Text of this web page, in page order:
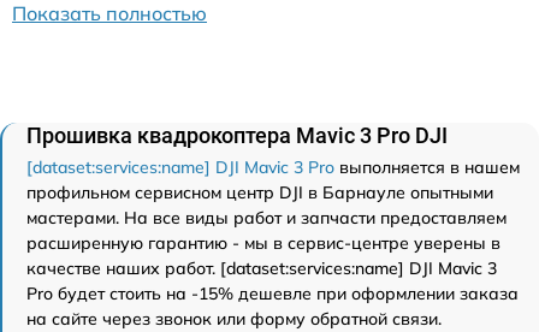
Показать полностью
Прошивка квадрокоптера Mavic 3 Pro DJI
[dataset:services:name] DJI Mavic 3 Pro выполняется в нашем
профильном сервисном центр DJI в Барнауле опытными
мастерами. На все виды работ и запчасти предоставляем
расширенную гарантию - мы в сервис-центре уверены в
качестве наших работ. [dataset:services:name] DJI Mavic 3
Pro будет стоить на -15% дешевле при оформлении заказа
на сайте через звонок или форму обратной связи.